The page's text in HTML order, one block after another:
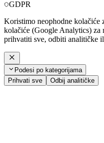
GDPR
Koristimo neophodne kolačiće
kolačiće (Google Analytics) za
prihvatiti sve, odbiti analitičke
Podesi po kategorijama
Prihvati sve
Odbij analitičke